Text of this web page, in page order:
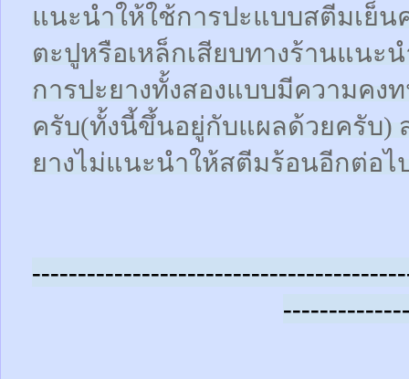
แนะนำให้ใช้การปะแบบสตีมเย็
ตะปูหรือเหล็กเสียบทางร้านแนะ
การปะยางทั้งสองแบบมีความคง
ครับ(ทั้งนี้ขึ้นอยู่กับแผลด้วยครับ)
ยางไม่แนะนำให้สตีมร้อนอีกต่อไ